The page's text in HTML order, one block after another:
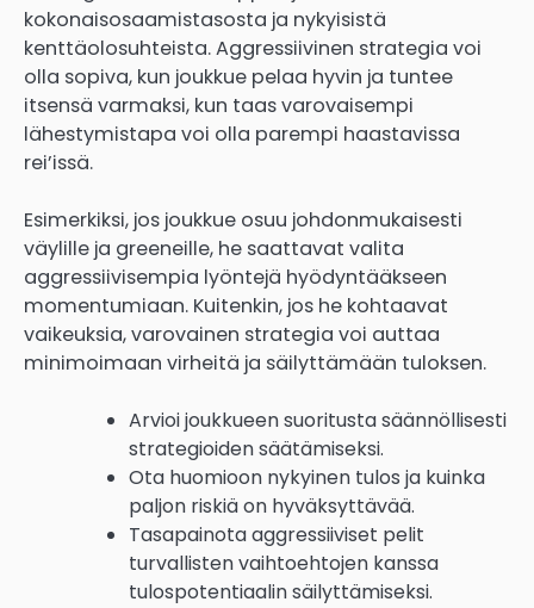
kokonaisosaamistasosta ja nykyisistä
kenttäolosuhteista. Aggressiivinen strategia voi
olla sopiva, kun joukkue pelaa hyvin ja tuntee
itsensä varmaksi, kun taas varovaisempi
lähestymistapa voi olla parempi haastavissa
rei’issä.
Esimerkiksi, jos joukkue osuu johdonmukaisesti
väylille ja greeneille, he saattavat valita
aggressiivisempia lyöntejä hyödyntääkseen
momentumiaan. Kuitenkin, jos he kohtaavat
vaikeuksia, varovainen strategia voi auttaa
minimoimaan virheitä ja säilyttämään tuloksen.
Arvioi joukkueen suoritusta säännöllisesti
strategioiden säätämiseksi.
Ota huomioon nykyinen tulos ja kuinka
paljon riskiä on hyväksyttävää.
Tasapainota aggressiiviset pelit
turvallisten vaihtoehtojen kanssa
tulospotentiaalin säilyttämiseksi.